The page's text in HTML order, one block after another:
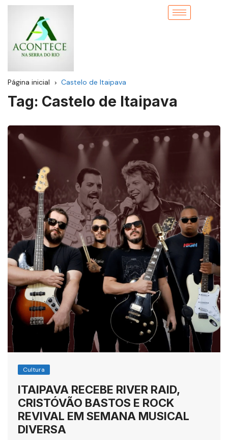
Página inicial Castelo de Itaipava
Tag: Castelo de Itaipava
Cultura
ITAIPAVA RECEBE RIVER RAID,
CRISTÓVÃO BASTOS E ROCK
REVIVAL EM SEMANA MUSICAL
DIVERSA